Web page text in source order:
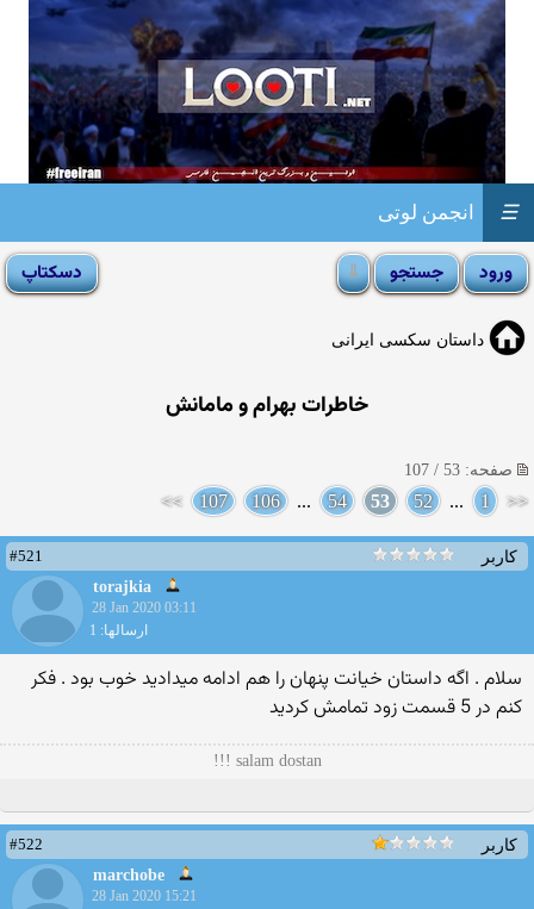
انجمن لوتی ☰
داستان سکسی ایرانی
خاطرات بهرام و مامانش
صفحه: 53 / 107
<<
1
...
52
53
54
...
106
107
>>
کاربر
#521
torajkia
28 Jan 2020 03:11
ارسالها: 1
سلام . اگه داستان خیانت پنهان را هم ادامه میدادید خوب بود . فکر
کنم در 5 قسمت زود تمامش کردید
salam dostan !!!
کاربر
#522
marchobe
28 Jan 2020 15:21